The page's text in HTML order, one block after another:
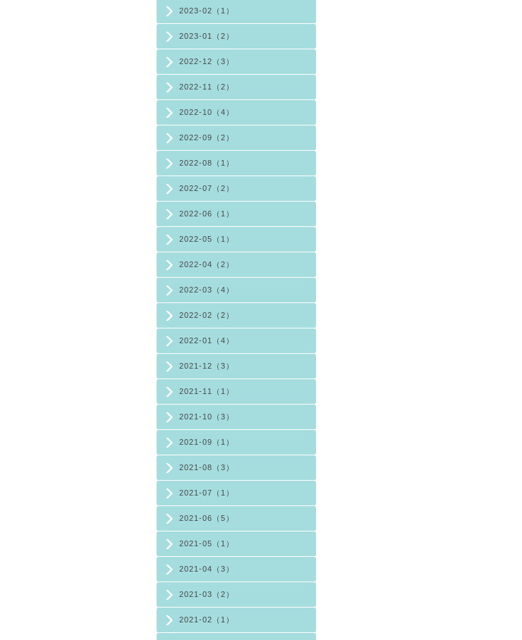
2023-02（1）
2023-01（2）
2022-12（3）
2022-11（2）
2022-10（4）
2022-09（2）
2022-08（1）
2022-07（2）
2022-06（1）
2022-05（1）
2022-04（2）
2022-03（4）
2022-02（2）
2022-01（4）
2021-12（3）
2021-11（1）
2021-10（3）
2021-09（1）
2021-08（3）
2021-07（1）
2021-06（5）
2021-05（1）
2021-04（3）
2021-03（2）
2021-02（1）